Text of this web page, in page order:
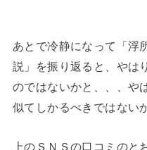
あとで冷静になって「浮
説」を振り返ると、やは
のではないかと、、、や
似てしかるべきではない
上のＳＮＳの口コミの